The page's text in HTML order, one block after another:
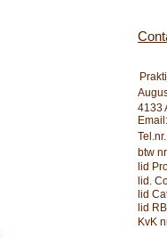
4133
Email:
btw
lid.
lid
lid
KvK
lid